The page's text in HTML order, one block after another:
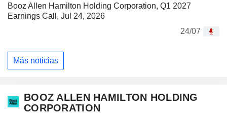
Booz Allen Hamilton Holding Corporation, Q1 2027
Earnings Call, Jul 24, 2026
24/07
Más noticias
BOOZ ALLEN HAMILTON HOLDING
CORPORATION